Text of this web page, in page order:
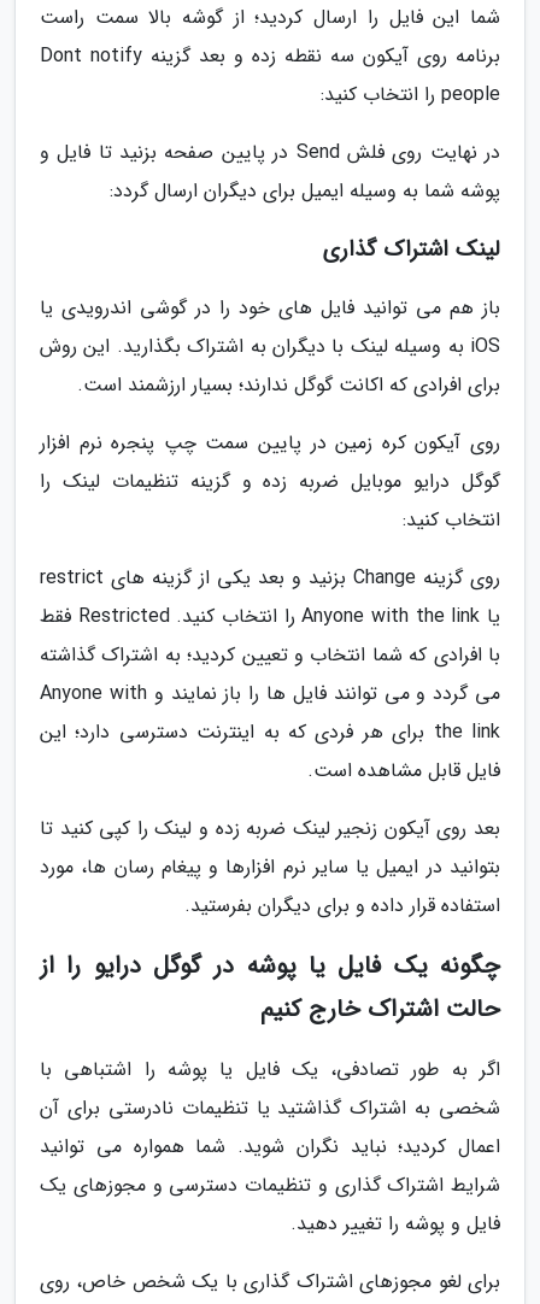
شما این فایل را ارسال کردید؛ از گوشه بالا سمت راست
برنامه روی آیکون سه نقطه زده و بعد گزینه Dont notify
people را انتخاب کنید:
در نهایت روی فلش Send در پایین صفحه بزنید تا فایل و
پوشه شما به وسیله ایمیل برای دیگران ارسال گردد:
لینک اشتراک گذاری
باز هم می توانید فایل های خود را در گوشی اندرویدی یا
iOS به وسیله لینک با دیگران به اشتراک بگذارید. این روش
برای افرادی که اکانت گوگل ندارند؛ بسیار ارزشمند است.
روی آیکون کره زمین در پایین سمت چپ پنجره نرم افزار
گوگل درایو موبایل ضربه زده و گزینه تنظیمات لینک را
انتخاب کنید:
روی گزینه Change بزنید و بعد یکی از گزینه های restrict
یا Anyone with the link را انتخاب کنید. Restricted فقط
با افرادی که شما انتخاب و تعیین کردید؛ به اشتراک گذاشته
می گردد و می توانند فایل ها را باز نمایند و Anyone with
the link برای هر فردی که به اینترنت دسترسی دارد؛ این
فایل قابل مشاهده است.
بعد روی آیکون زنجیر لینک ضربه زده و لینک را کپی کنید تا
بتوانید در ایمیل یا سایر نرم افزارها و پیغام رسان ها، مورد
استفاده قرار داده و برای دیگران بفرستید.
چگونه یک فایل یا پوشه در گوگل درایو را از
حالت اشتراک خارج کنیم
اگر به طور تصادفی، یک فایل یا پوشه را اشتباهی با
شخصی به اشتراک گذاشتید یا تنظیمات نادرستی برای آن
اعمال کردید؛ نباید نگران شوید. شما همواره می توانید
شرایط اشتراک گذاری و تنظیمات دسترسی و مجوزهای یک
فایل و پوشه را تغییر دهید.
برای لغو مجوزهای اشتراک گذاری با یک شخص خاص، روی